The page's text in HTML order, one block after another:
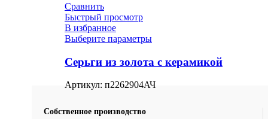
Сравнить
Быстрый просмотр
В избранное
Выберите параметры
Серьги из золота с керамикой
Артикул: п2262904АЧ
Собственное производство